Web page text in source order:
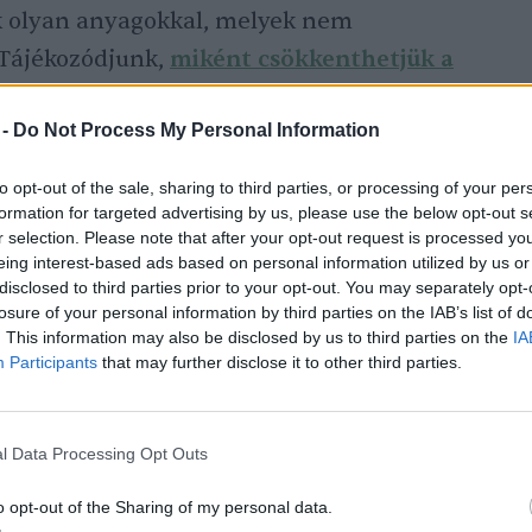
Do Not Process My Personal Information
opt-out of the sale, sharing to third parties, or processing of your
for targeted advertising by us, please use the below opt-out
selection. Please note that after your opt-out request is processed
interest-based ads based on personal information utilized by us
to third parties prior to your opt-out. You may separately
of your personal information by third parties on the IAB’s list of
This information may also be disclosed by us to third parties on the
Participants that may further disclose it to other third parties.
Data Processing Opt Outs
opt-out of the Sharing of my personal data.
anyagokkal, melyek nem
miként csökkenthetjük a
kibocsátást
és a
környékünkön a levegő. Ha tehetjük
napokon minél kevesebb időt tölteni a
betegségekben szenvedőknek,
kell komolyan venniük a